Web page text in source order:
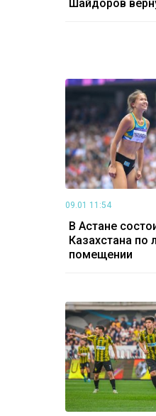
Шайдоров
09.01 11:54
В Астане
Казахстана по
помещении